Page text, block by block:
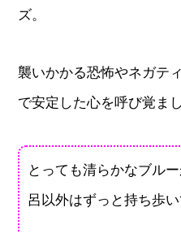
ズ。
襲いかかる恐怖やネガテ
で安定した心を呼び覚ま
とっても清らかなブル
呂以外はずっと持ち歩い